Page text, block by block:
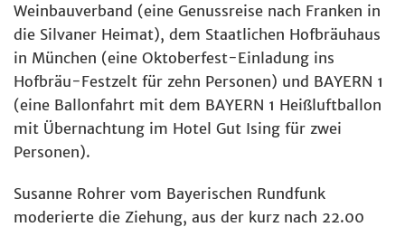
Weinbauverband (eine Genussreise nach Franken in
die Silvaner Heimat), dem Staatlichen Hofbräuhaus
in München (eine Oktoberfest-Einladung ins
Hofbräu-Festzelt für zehn Personen) und BAYERN 1
(eine Ballonfahrt mit dem BAYERN 1 Heißluftballon
mit Übernachtung im Hotel Gut Ising für zwei
Personen).
Susanne Rohrer vom Bayerischen Rundfunk
moderierte die Ziehung, aus der kurz nach 22.00